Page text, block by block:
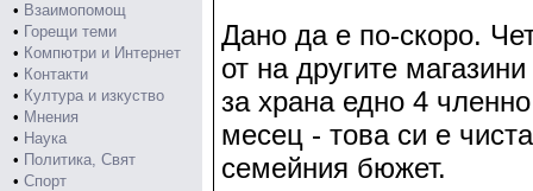
• Взаимопомощ
• Горещи теми
• Компютри и Интернет
• Контакти
• Култура и изкуство
• Мнения
• Наука
• Политика, Свят
• Спорт
Дано да е по-скоро.
от на другите
за храна едно 4
месец - това си е
семейния бюжет.